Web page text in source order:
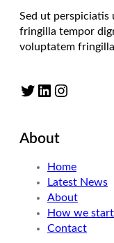
Sed ut perspiciatis
fringilla tempor
voluptatem
Twitter LinkedIn Instagram
About
Home
Latest News
About
How we
Contact